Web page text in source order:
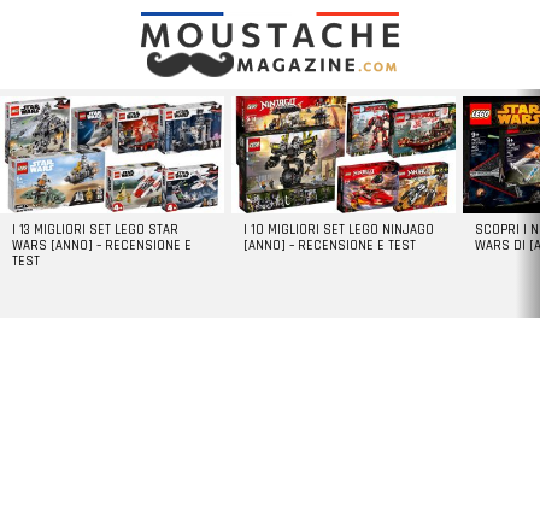
LATEST
STORIES
I 13 MIGLIORI SET LEGO STAR
WARS [ANNO] – RECENSIONE E
TEST
I 10 MIGLIORI SET LEGO NINJAGO
[ANNO] – RECENSIONE E TEST
SCOPRI I
WARS DI